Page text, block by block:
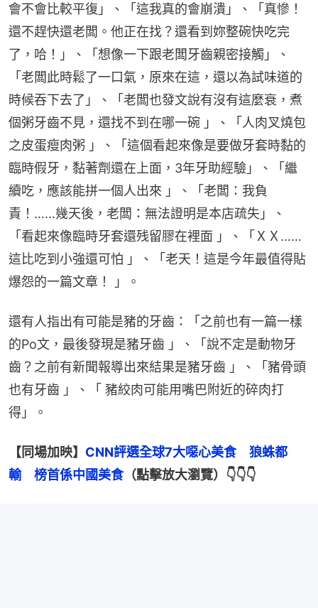
會不會比較平復」、「這我真的會崩潰」、「真慘！
還不趕快還老闆。他正在找？還看到妳整碗快吃完
了，哈！」、「想像一下跟老闆牙齒親密接觸」、
「老闆此時鬆了一口氣，原來在這，還以為試味道的
時候吞下去了」、「老闆也發文說有沒有這麼衰，煮
個粥牙齒不見，還找不到在哪一碗 」、「人肉叉燒包
之皮蛋瘦肉粥 」、「這個看起來像是要做牙套時黏的
臨時假牙，黏著劑還在上面，3年牙助經驗」、「繼
續吃，應該能拼一個人出來 」、「老闆：我負
責！……幾天後，老闆：無法證明是本店疏失」、
「看起來像臨時牙套還残留膠在裡面 」、「ＸＸ……
這比吃到小強還可怕 」、「老天！這是今年最值得貼
爆怨的一篇文章！ 」。
還有人指出有可能是豬的牙齒：「之前也有一篇一樣
的Po文，最後發現是豬牙齒 」、「說不定是動物牙
齒？之前有新聞報導出來結果是豬牙齒 」、「豬骨頭
也有牙齒 」、「 豬絞肉可能用嘴巴附近的碎肉打
得」。
【同場加映】 CNN評選全球7大噁心美食　狼蛛都
輸　榜首係中國美食（點擊放大瀏覽）👇👇👇